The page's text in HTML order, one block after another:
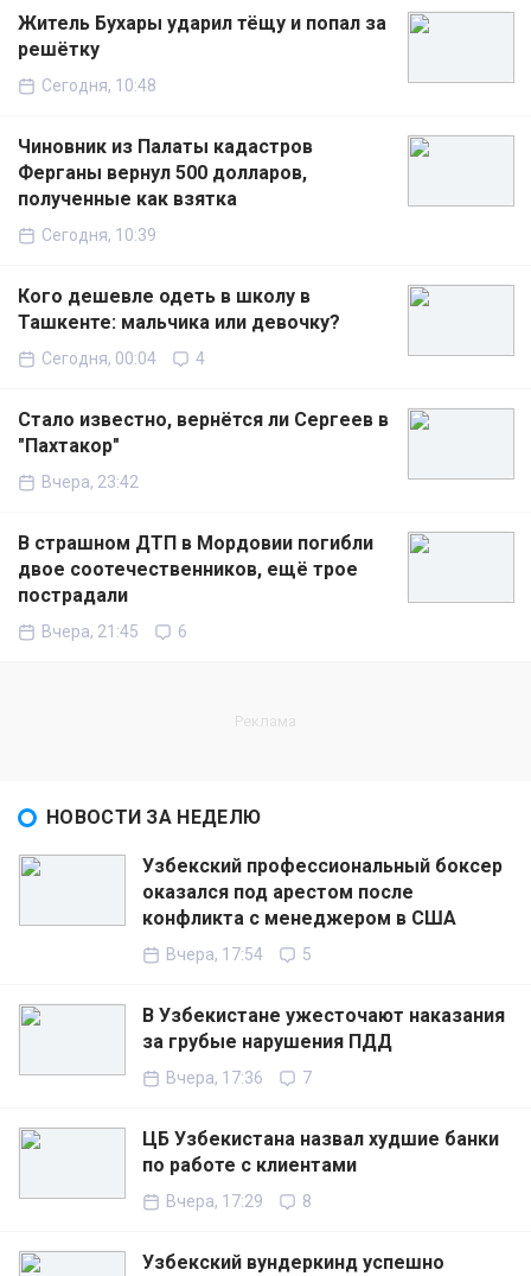
Житель Бухары ударил тёщу и попал за
решётку
Сегодня, 10:48
Чиновник из Палаты кадастров
Ферганы вернул 500 долларов,
полученные как взятка
Сегодня, 10:39
Кого дешевле одеть в школу в
Ташкенте: мальчика или девочку?
Сегодня, 00:04 4
Стало известно, вернётся ли Сергеев в
"Пахтакор"
Вчера, 23:42
В страшном ДТП в Мордовии погибли
двое соотечественников, ещё трое
пострадали
Вчера, 21:45 6
НОВОСТИ ЗА НЕДЕЛЮ
Узбекский профессиональный боксер
оказался под арестом после
конфликта с менеджером в США
Вчера, 17:54 5
В Узбекистане ужесточают наказания
за грубые нарушения ПДД
Вчера, 17:36 7
ЦБ Узбекистана назвал худшие банки
по работе с клиентами
Вчера, 17:29 8
Узбекский вундеркинд успешно